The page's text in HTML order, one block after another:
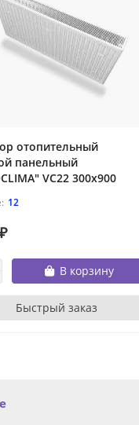
отопительный
панельный
VC22 300х900
12
В корзину
Быстрый заказ